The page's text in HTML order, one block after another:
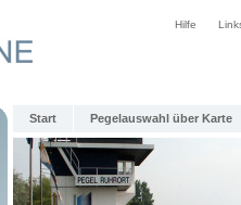
Hilfe
Start Pegelauswahl über Karte